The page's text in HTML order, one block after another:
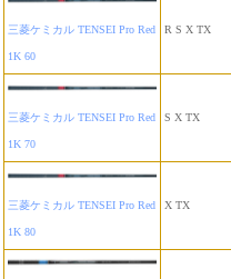
三菱ケミカル TENSEI Pro Red
1K 60
R S X TX
三菱ケミカル TENSEI Pro Red
1K 70
S X TX
三菱ケミカル TENSEI Pro Red
1K 80
X TX